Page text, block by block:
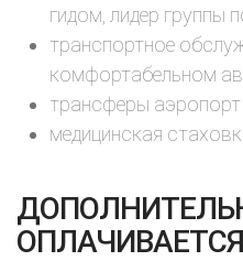
гидом, лидер группы
транспортное
комфортабельном
трансферы аэропорт
медицинская